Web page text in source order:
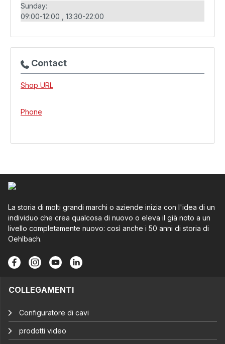
Sunday:
09:00-12:00
13:30-22:00
Contact
Shop URL
Phone
La storia di molti grandi marchi o aziende inizia con l'idea di un
individuo che crea qualcosa di nuovo o eleva il già noto a un
livello completamente nuovo: così anche i 50 anni di storia di
Oehlbach.
COLLEGAMENTI
Configuratore di cavi
prodotti video